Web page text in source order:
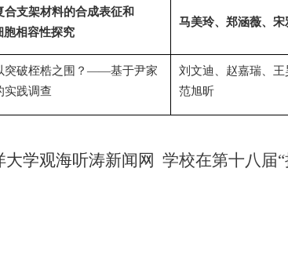
合支架材料的合成表征和
胞相容性探究
马美玲、郑涵薇、宋
突破桎梏之围？——基于尹家
实践调查
刘文迪、赵嘉瑞、王
范旭昕
大学观海听涛新闻网 学校在第十八届